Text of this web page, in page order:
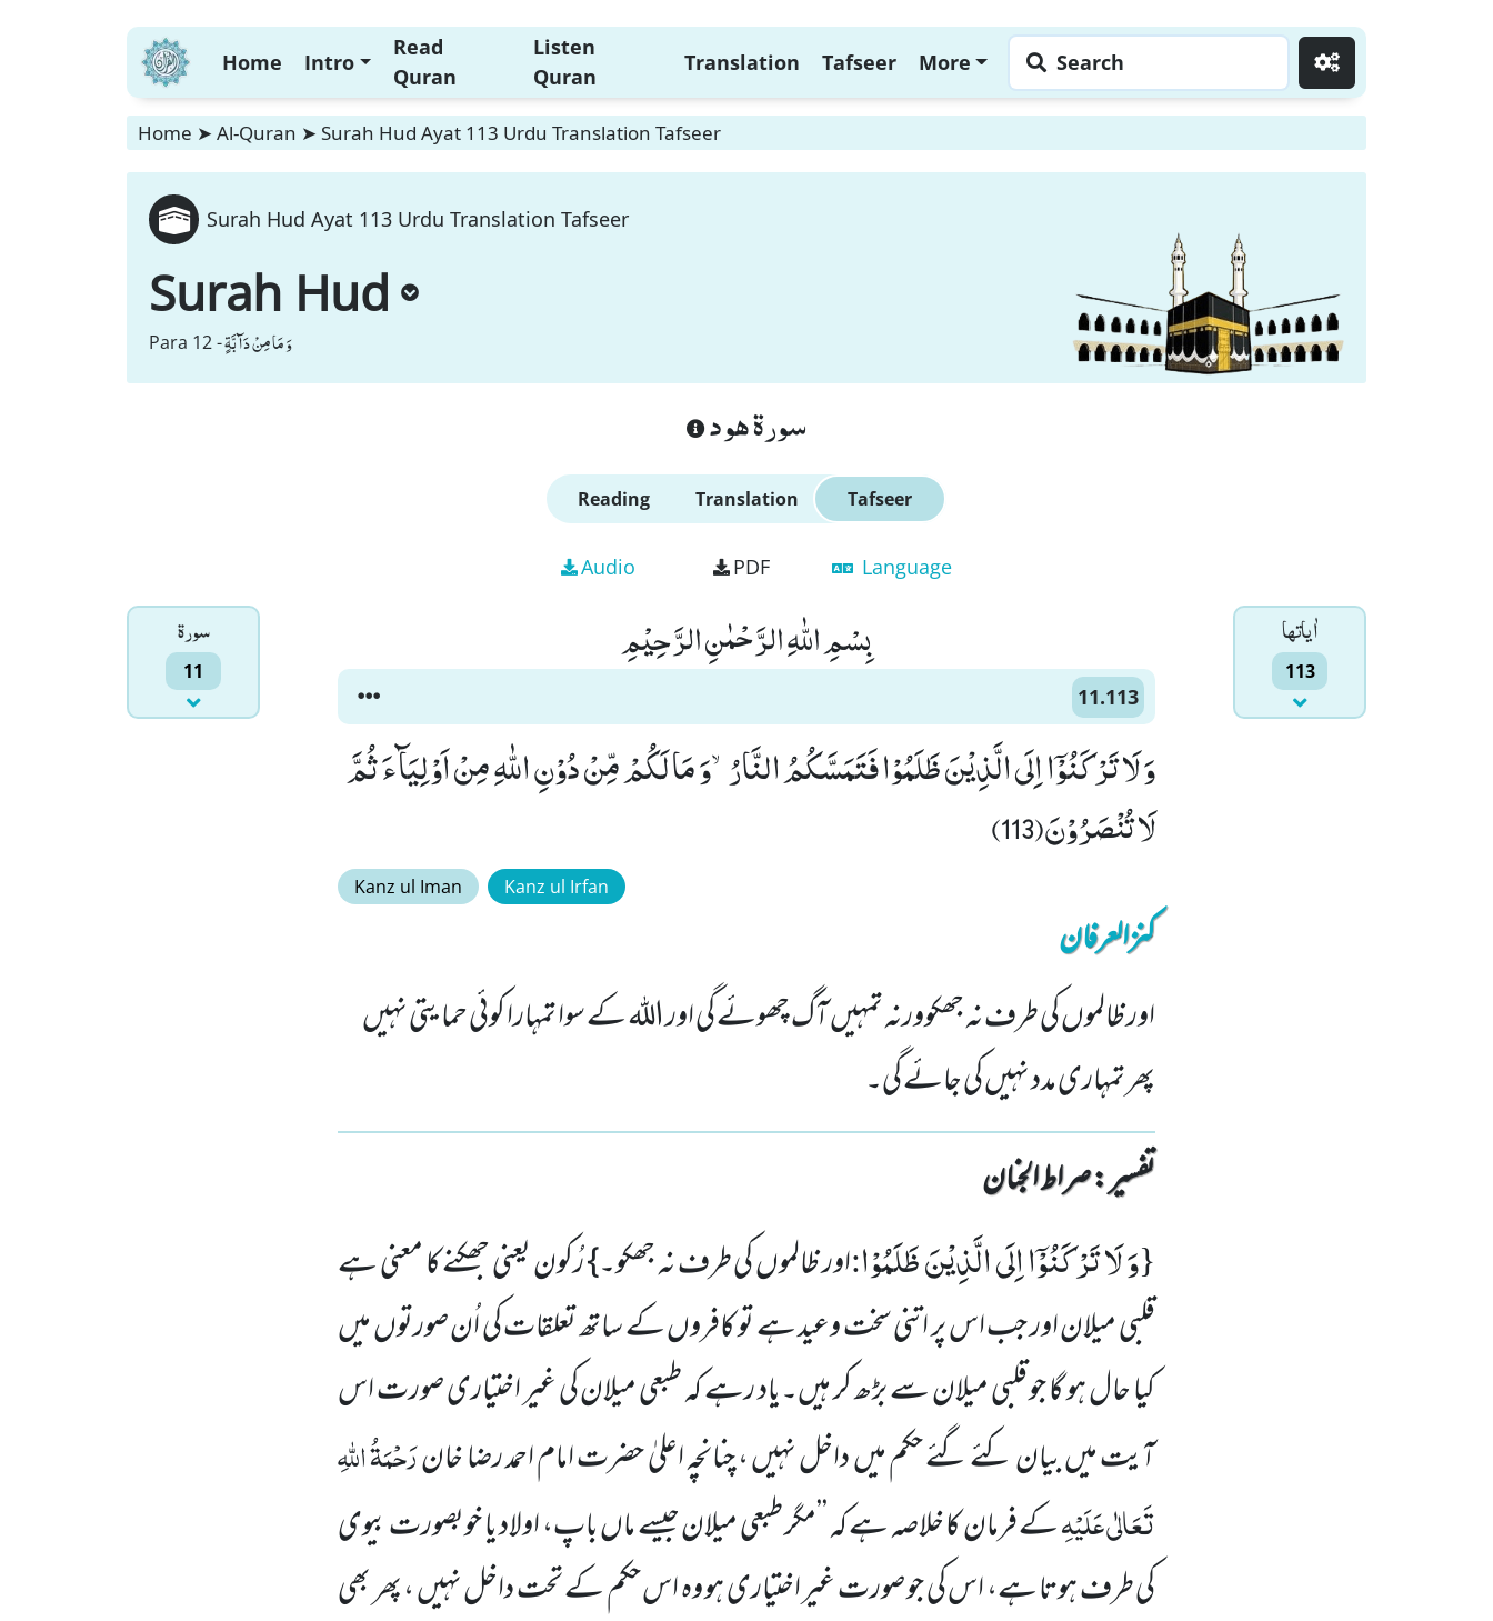
Home Intro
Read
Quran
Listen
Quran
Translation Tafseer More Search
Home ➤ Al-Quran ➤ Surah Hud Ayat 113 Urdu Translation Tafseer
Surah Hud Ayat 113 Urdu Translation Tafseer
Surah Hud
Para 12 -وَ مَا مِنْ دَآبَّةٍ
سورة هود
Reading Translation Tafseer
Audio PDF Language
سورۃ
11
اٰياتها
113
بِسْمِ اللّٰهِ الرَّحْمٰنِ الرَّحِیْمِ
11.113
وَ لَا تَرْكَنُوْۤا اِلَى الَّذِیْنَ ظَلَمُوْا فَتَمَسَّكُمُ النَّارُۙ-وَ مَا لَكُمْ مِّنْ دُوْنِ اللّٰهِ مِنْ اَوْلِیَآءَ ثُمَّ
لَا تُنْصَرُوْنَ(113)
Kanz ul Iman Kanz ul Irfan
کنزالعرفان
اور ظالموں کی طرف نہ جھکوورنہ تمہیں آگ چھوئے گی اور اللہ کے سوا تمہارا کوئی حما یتی نہیں
پھر تمہاری مدد نہیں کی جائے گی۔
تفسیر : ‎صراط الجنان
{وَ لَا تَرْكَنُوْۤا اِلَى الَّذِیْنَ ظَلَمُوْا:اور ظالموں کی طرف نہ جھکو۔} رُکون یعنی جھکنے کا معنی ہے
قلبی میلان اور جب اس پر اتنی سخت وعید ہے تو کافروں کے ساتھ تعلقات کی اُن صورتوں میں
کیا حال ہو گا جو قلبی میلان سے بڑھ کر ہیں۔یاد رہے کہ طبعی میلان کی غیر اختیاری صورت اس
آیت میں بیان کئے گئے حکم میں داخل نہیں ، چنانچہ اعلیٰ حضرت امام احمد رضا خانرَحْمَۃُ اللہِ
تَعَالٰی عَلَیْہِکے فرمان کا خلاصہ ہے کہ ’’مگر طبعی میلان جیسے ماں باپ، اولاد یا خوبصورت بیوی
کی طرف ہوتا ہے، اس کی جو صورت غیر اختیاری ہو وہ اس حکم کے تحت داخل نہیں ، پھر بھی